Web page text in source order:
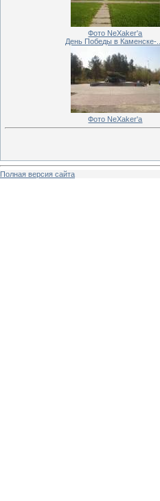
Фото NeXaker'a
День Победы в Каменске-...
Фото NeXaker'a
Полная версия сайта